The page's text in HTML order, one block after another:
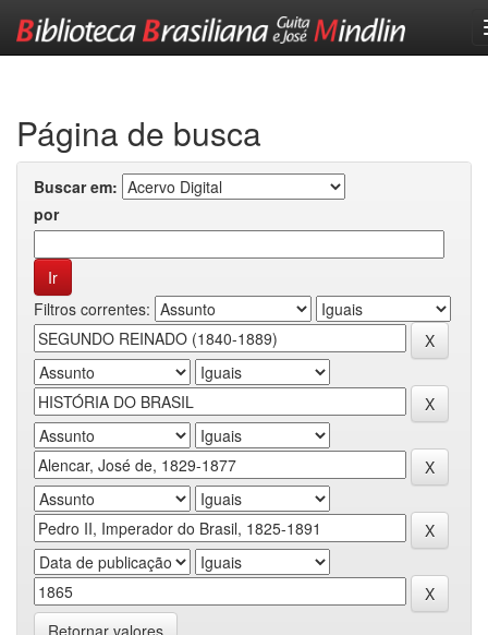
Página de busca
Buscar em:
por
Filtros correntes:
Retornar valores